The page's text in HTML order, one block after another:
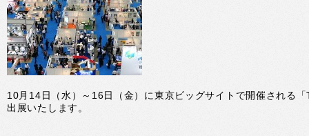
10月14日（水）～16日（金）に東京ビッグサイトで開催される
出展いたします。